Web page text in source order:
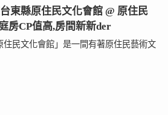
東縣原住民文化會館 @ 原住民
房CP值高,房間新新der
住民文化會館」是一間有著原住民藝術文